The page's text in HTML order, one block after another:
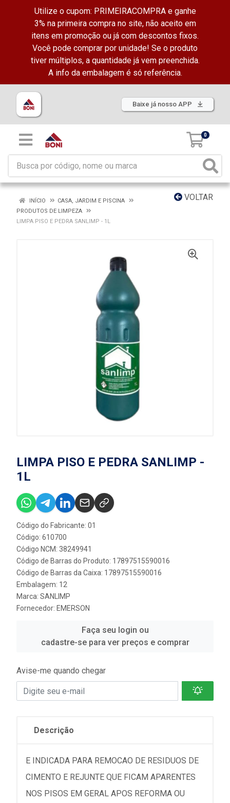
Utilize o cupom: PRIMEIRACOMPRA e ganhe
3% na primeira compra no site, não aceito em
itens em promoção ou já com descontos fixos.
Você pode comprar por unidade! Se o produto
tiver múltiplos, a quantidade já vem preenchida.
A info da embalagem é só referência.
Baixe já nosso APP
0
VOLTAR
INÍCIO
CASA, JARDIM E PISCINA
PRODUTOS DE LIMPEZA
LIMPA PISO E PEDRA SANLIMP - 1L
LIMPA PISO E PEDRA SANLIMP -
1L
Código do Fabricante: 01
Código: 610700
Código NCM: 38249941
Código de Barras do Produto: 17897515590016
Código de Barras da Caixa: 17897515590016
Embalagem: 12
Marca: SANLIMP
Fornecedor: EMERSON
Faça seu login ou
cadastre-se para ver preços e comprar
Avise-me quando chegar
Descrição
E INDICADA PARA REMOCAO DE RESIDUOS DE
CIMENTO E REJUNTE QUE FICAM APARENTES
NOS PISOS EM GERAL APOS REFORMA OU